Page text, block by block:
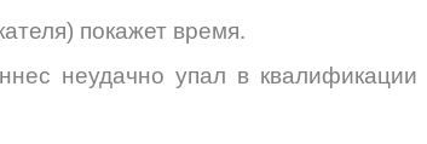
покажет время.
неудачно упал в квалификации